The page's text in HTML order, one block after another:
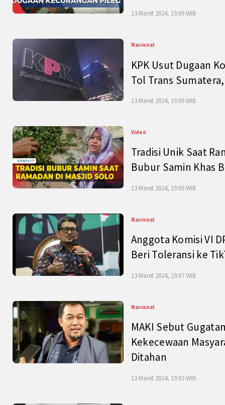
13 Maret 2024, 19:09 WIB
Nasional
KPK Usut Dugaan
Tol Trans
13 Maret 2024, 19:09 WIB
Video
Tradisi Unik Saat
Bubur Samin Khas
13 Maret 2024, 19:09 WIB
Nasional
Anggota Komisi VI
Beri Toleransi ke
13 Maret 2024, 19:07 WIB
Nasional
MAKI Sebut
Kekecewaan
Ditahan
13 Maret 2024, 19:03 WIB